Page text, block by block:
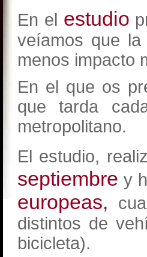
En el estudio
veíamos que
menos impacto
En el que os
que tarda
metropolitano.
El estudio,
septiembre y
europeas,
distintos de
bicicleta).